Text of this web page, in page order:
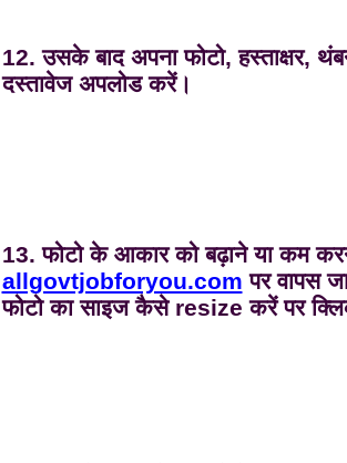
12. उसके बाद अपना फोटो, हस्ताक्षर,
दस्तावेज अपलोड करें।
13. फोटो के आकार को बढ़ाने या कम
allgovtjobforyou.com पर वापस
फोटो का साइज कैसे resize करें पर